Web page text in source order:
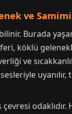
ve
Burada
köklü
ve